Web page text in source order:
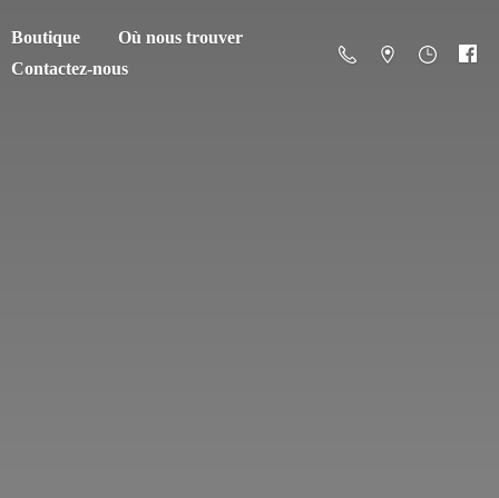
Boutique
Où nous trouver
Contactez-nous